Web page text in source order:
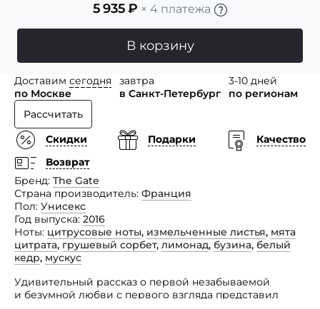
5 935₽ × 4 платежа
В корзину
Доставим сегодня
по Москве
завтра
в Санкт-Петербург
3-10 дней
по регионам
Рассчитать
Скидки
Подарки
Качество
Возврат
Бренд The Gate
Страна производитель Франция
Пол Унисекс
Год выпуска 2016
Ноты цитрусовые ноты, измельченные листья, мята
цитрата, грушевый сорбет, лимонад, бузина, белый
кедр, мускус
Удивительный рассказ о первой незабываемой
и безумной любви с первого взгляда представил